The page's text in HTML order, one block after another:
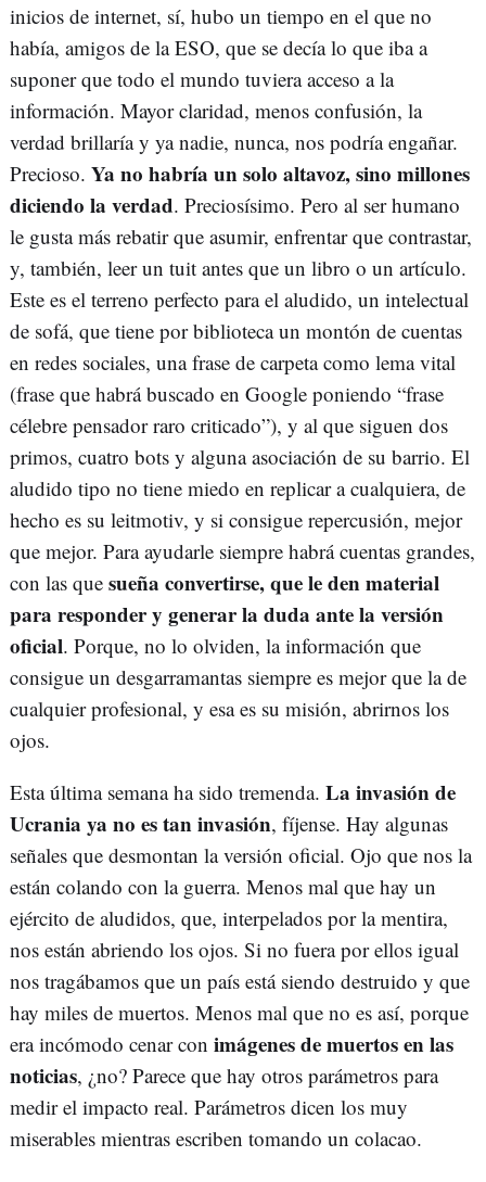
inicios de internet, sí, hubo un tiempo en el que no
había, amigos de la ESO, que se decía lo que iba a
suponer que todo el mundo tuviera acceso a la
información. Mayor claridad, menos confusión, la
verdad brillaría y ya nadie, nunca, nos podría engañar.
Precioso. Ya no habría un solo altavoz, sino millones
diciendo la verdad. Preciosísimo. Pero al ser humano
le gusta más rebatir que asumir, enfrentar que contrastar,
y, también, leer un tuit antes que un libro o un artículo.
Este es el terreno perfecto para el aludido, un intelectual
de sofá, que tiene por biblioteca un montón de cuentas
en redes sociales, una frase de carpeta como lema vital
(frase que habrá buscado en Google poniendo “frase
célebre pensador raro criticado”), y al que siguen dos
primos, cuatro bots y alguna asociación de su barrio. El
aludido tipo no tiene miedo en replicar a cualquiera, de
hecho es su leitmotiv, y si consigue repercusión, mejor
que mejor. Para ayudarle siempre habrá cuentas grandes,
con las que sueña convertirse, que le den material
para responder y generar la duda ante la versión
oficial. Porque, no lo olviden, la información que
consigue un desgarramantas siempre es mejor que la de
cualquier profesional, y esa es su misión, abrirnos los
ojos.
Esta última semana ha sido tremenda. La invasión de
Ucrania ya no es tan invasión, fíjense. Hay algunas
señales que desmontan la versión oficial. Ojo que nos la
están colando con la guerra. Menos mal que hay un
ejército de aludidos, que, interpelados por la mentira,
nos están abriendo los ojos. Si no fuera por ellos igual
nos tragábamos que un país está siendo destruido y que
hay miles de muertos. Menos mal que no es así, porque
era incómodo cenar con imágenes de muertos en las
noticias, ¿no? Parece que hay otros parámetros para
medir el impacto real. Parámetros dicen los muy
miserables mientras escriben tomando un colacao.